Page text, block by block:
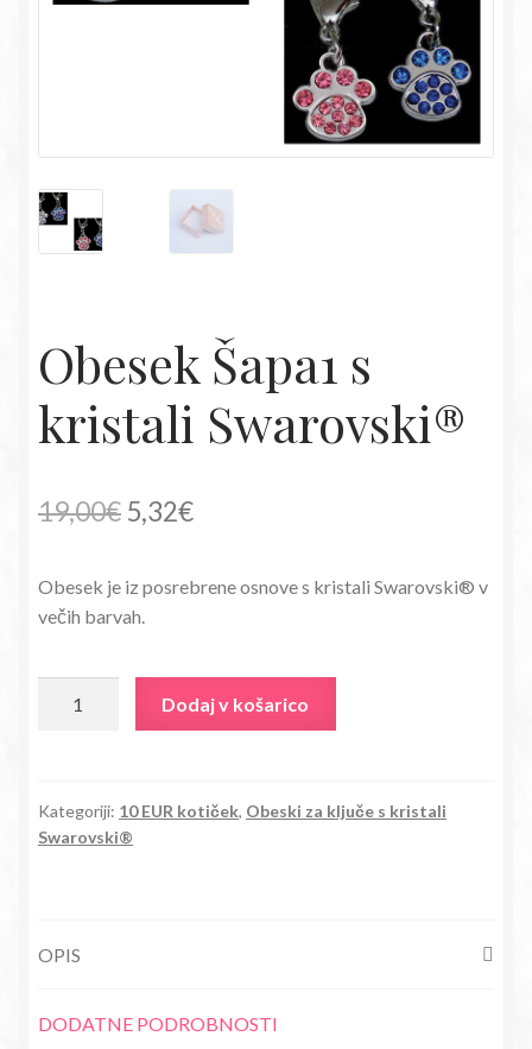
Obesek Šapa1 s
kristali Swarovski®
19,00€ Izvirna
je
19,00€.
5,32€Trenutna
je:
Obesek je iz posrebrene osnove s kristali Swarovski® v
večih barvah.
Swarovski®
količina
Dodaj v košarico
Kategoriji: 10 EUR kotiček, Obeski za ključe s kristali
Swarovski®
OPIS
DODATNE PODROBNOSTI